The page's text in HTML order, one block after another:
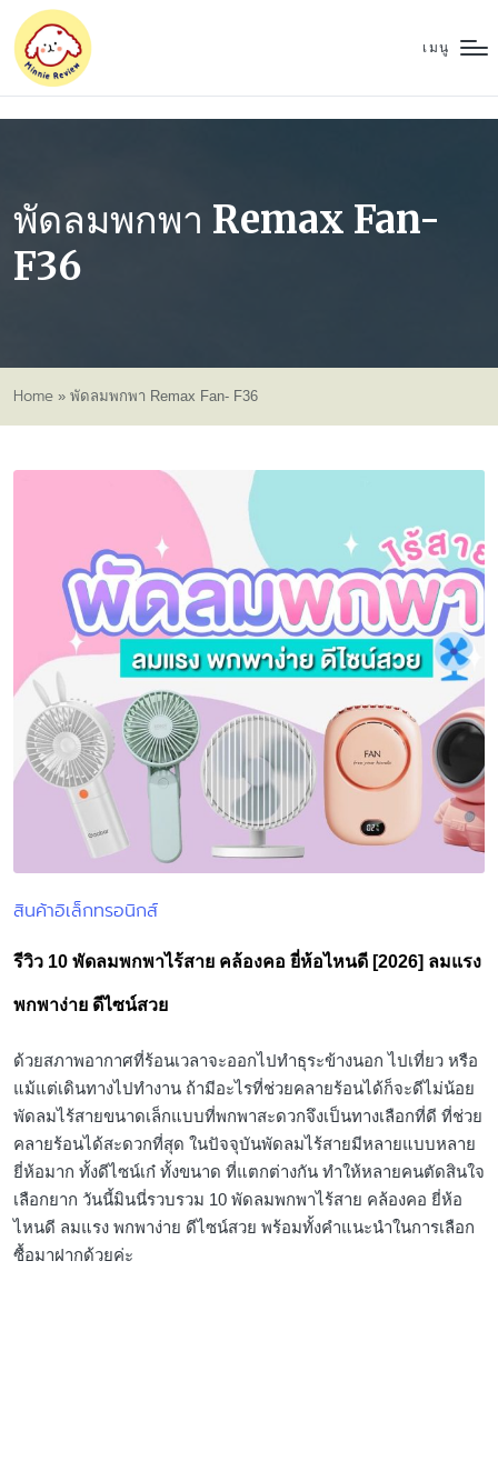
เมนู
พัดลมพกพา Remax Fan-
F36
Home » พัดลมพกพา Remax Fan- F36
Posted
สินค้าอิเล็กทรอนิกส์
รีวิว 10 พัดลมพกพาไร้สาย คล้องคอ ยี่ห้อไหนดี [2026] ลมแรง
พกพาง่าย ดีไซน์สวย
ด้วยสภาพอากาศที่ร้อนเวลาจะออกไปทำธุระข้างนอก ไปเที่ยว หรือ
แม้แต่เดินทางไปทำงาน ถ้ามีอะไรที่ช่วยคลายร้อนได้ก็จะดีไม่น้อย
พัดลมไร้สายขนาดเล็กแบบที่พกพาสะดวกจึงเป็นทางเลือกที่ดี ที่ช่วย
คลายร้อนได้สะดวกที่สุด ในปัจจุบันพัดลมไร้สายมีหลายแบบหลาย
ยี่ห้อมาก ทั้งดีไซน์เก๋ ทั้งขนาด ที่แตกต่างกัน ทำให้หลายคนตัดสินใจ
เลือกยาก วันนี้มินนี่รวบรวม 10 พัดลมพกพาไร้สาย คล้องคอ ยี่ห้อ
ไหนดี ลมแรง พกพาง่าย ดีไซน์สวย พร้อมทั้งคำแนะนำในการเลือก
ซื้อมาฝากด้วยค่ะ